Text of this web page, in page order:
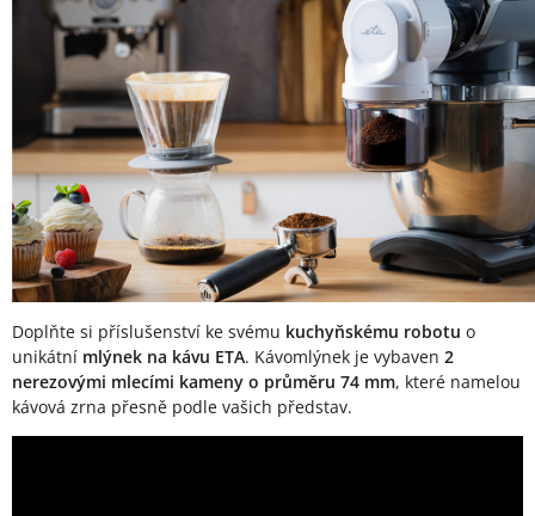
Doplňte si příslušenství ke svému kuchyňskému robotu o
unikátní mlýnek na kávu ETA. Kávomlýnek je vybaven 2
nerezovými mlecími kameny o průměru 74 mm, které namelou
kávová zrna přesně podle vašich představ.